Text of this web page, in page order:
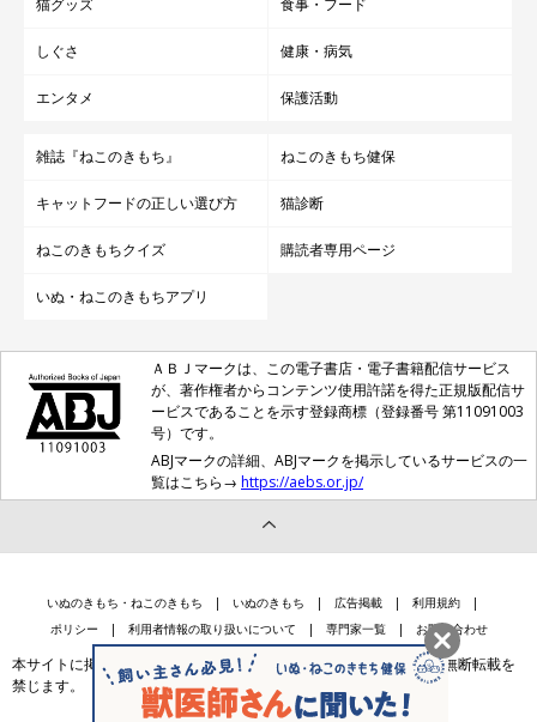
猫グッズ 食事・フード
しぐさ 健康・病気
エンタメ 保護活動
雑誌『ねこのきもち』 ねこのきもち健保
キャットフードの正しい選び方 猫診断
ねこのきもちクイズ 購読者専用ページ
いぬ・ねこのきもちアプリ
ＡＢＪマークは、この電子書店・電子書籍配信サービス
が、著作権者からコンテンツ使用許諾を得た正規版配信サ
ービスであることを示す登録商標（登録番号 第11091003
号）です。
ABJマークの詳細、ABJマークを掲示しているサービスの一
覧はこちら→ https://aebs.or.jp/
いぬのきもち・ねこのきもち いぬのきもち 広告掲載
利用規約
ポリシー
利用者情報の取り扱いについて 専門家一覧 お問い合わせ
本サイトに掲載されている記事・写真・イラスト等のコンテンツの無断転載を
禁じます。